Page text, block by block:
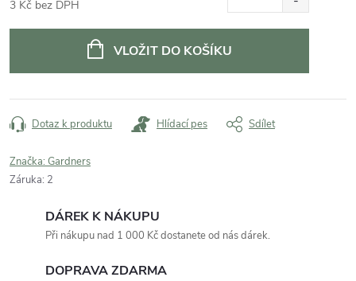
3 Kč bez DPH
VLOŽIT DO KOŠÍKU
Dotaz k produktu Hlídací pes Sdílet
Značka: Gardners
Záruka: 2
DÁREK K NÁKUPU
Při nákupu nad 1 000 Kč dostanete od nás dárek.
DOPRAVA ZDARMA